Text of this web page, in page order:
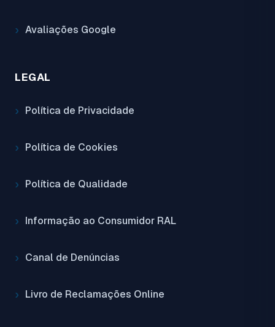
Avaliações Google
LEGAL
Política de Privacidade
Política de Cookies
Política de Qualidade
Informação ao Consumidor RAL
Canal de Denúncias
Livro de Reclamações Online